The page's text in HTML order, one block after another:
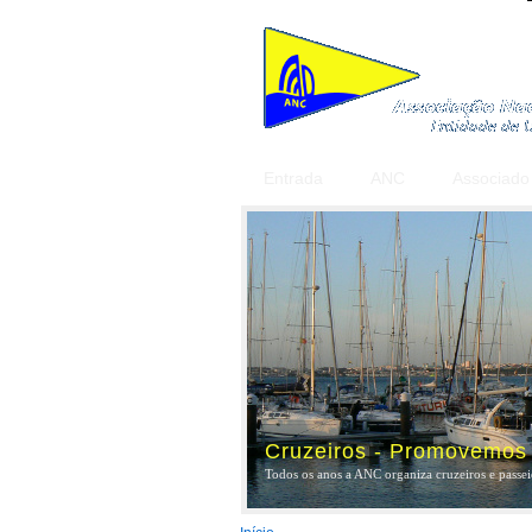
Cruzeiros -
Todos os anos a ANC organiza cruzeiros e